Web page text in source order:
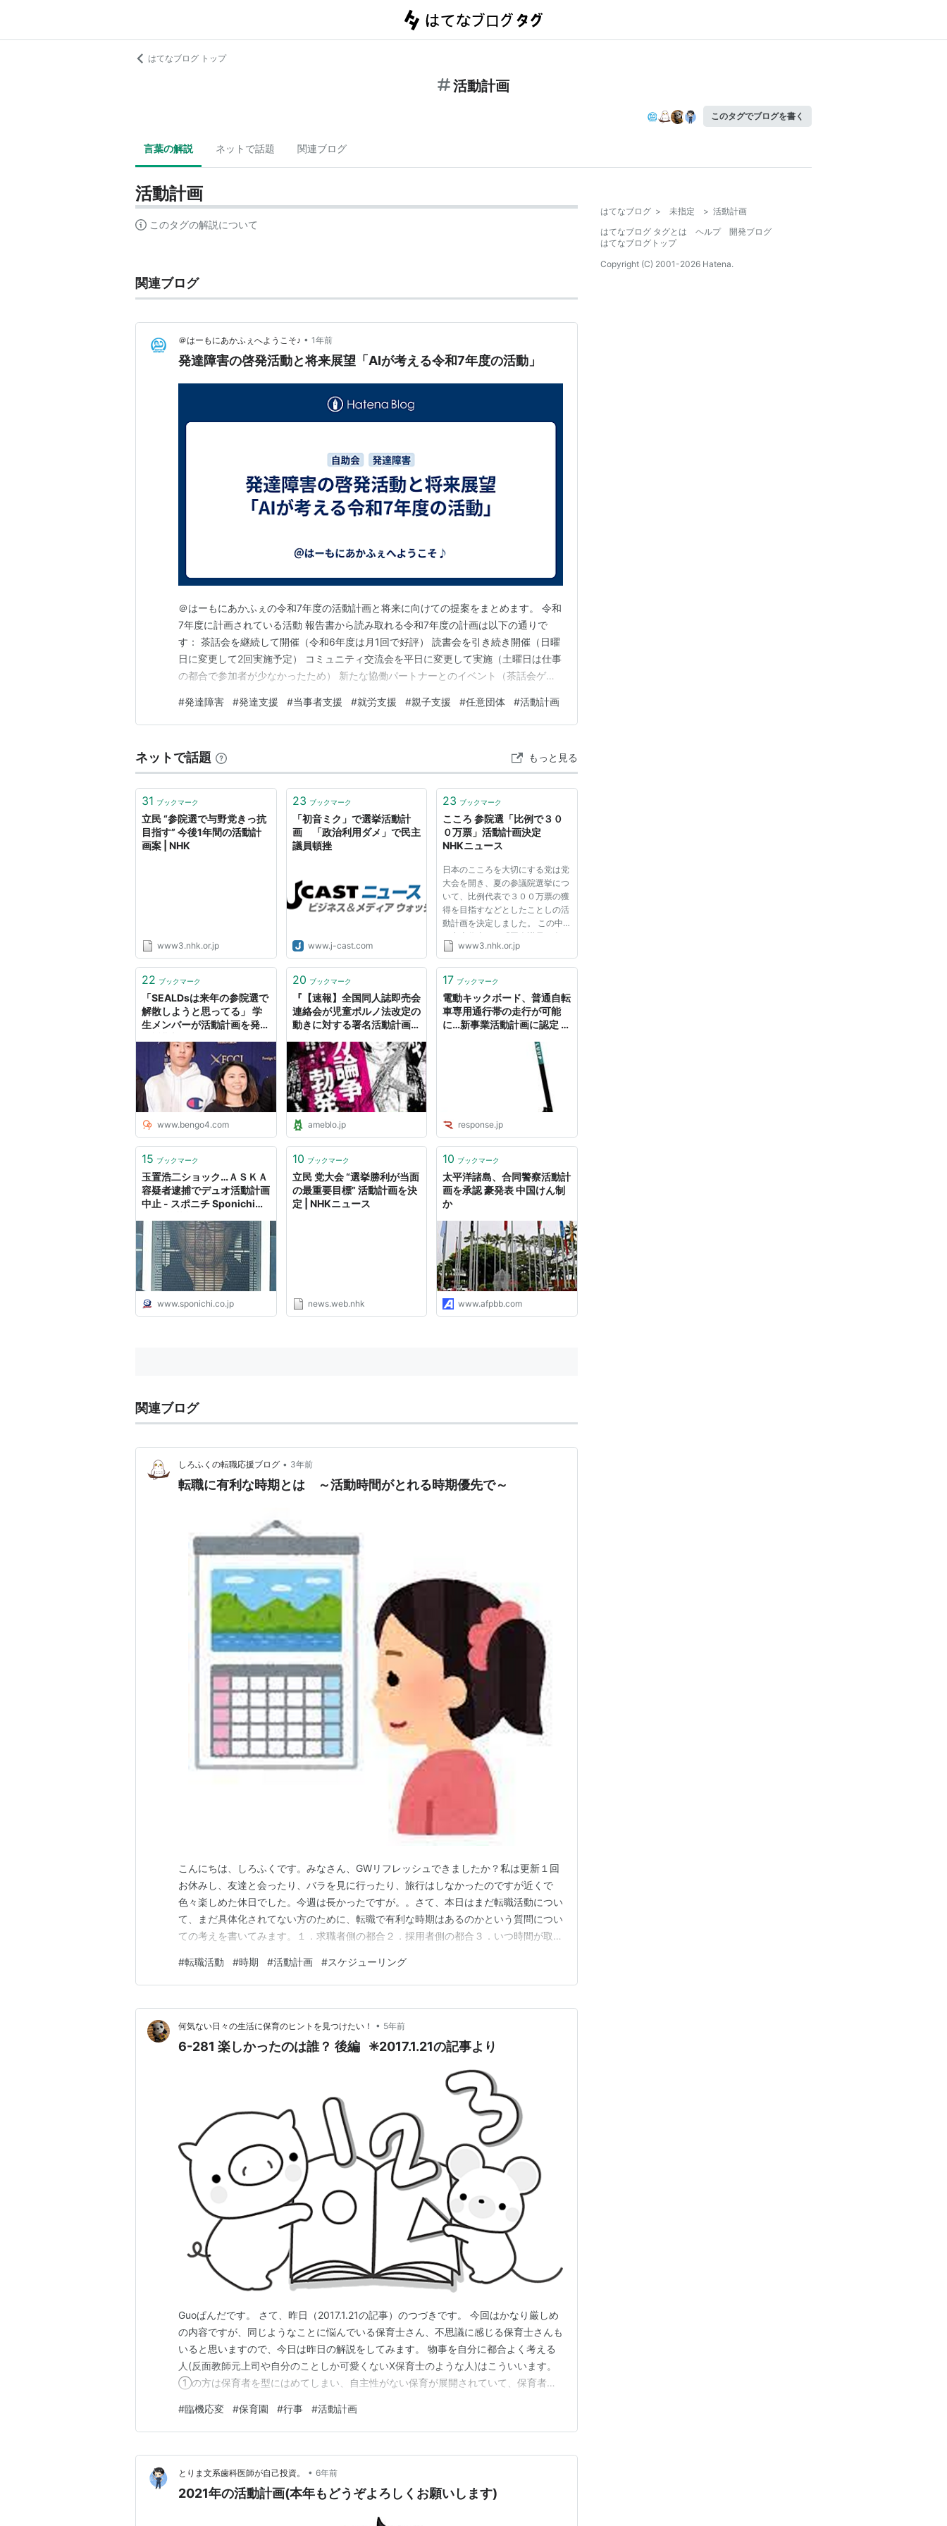
はてなブログ トップ
活動計画
このタグでブログを書く
言葉の解説 ネットで話題 関連ブログ
活動計画
このタグの解説について
関連ブログ
＠はーもにあかふぇへようこそ♪ • 1年前
発達障害の啓発活動と将来展望「AIが考える令和7年度の活動」
＠はーもにあかふぇの令和7年度の活動計画と将来に向けての提案をまとめます。 令和
7年度に計画されている活動 報告書から読み取れる令和7年度の計画は以下の通りで
す： 茶話会を継続して開催（令和6年度は月1回で好評） 読書会を引き続き開催（日曜
日に変更して2回実施予定） コミュニティ交流会を平日に変更して実施（土曜日は仕事
の都合で参加者が少なかったため） 新たな協働パートナーとのイベント（茶話会ゲス
将来に向けての提案とニーズの掘り起こし 報告書の成果と反省点を踏まえ、以下の活
動を検討されてはいかがでしょうか： 1. 当…
#発達障害 #発達支援 #当事者支援 #就労支援 #親子支援 #任意団体 #活動計画
ネットで話題 もっと見る
31 ブックマーク
立民 “参院選で与野党きっ抗
目指す” 今後1年間の活動計
画案 | NHK
www3.nhk.or.jp
23 ブックマーク
「初音ミク」で選挙活動計
画 「政治利用ダメ」で民主
議員頓挫
www.j-cast.com
23 ブックマーク
こころ 参院選「比例で３０
０万票」活動計画決定
NHKニュース
日本のこころを大切にする党は党
大会を開き、夏の参議院選挙につ
いて、比例代表で３００万票の獲
得を目指すなどとしたことしの活
動計画を決定しました。 この中
で中山代表は、「国会議員４人の
小さな政党になったが、日本にと
の人に知ってもらい、参議院選挙
www3.nhk.or.jp
22 ブックマーク
「SEALDsは来年の参院選で
解散しようと思ってる」 学
生メンバーが活動計画を発表
www.bengo4.com
20 ブックマーク
『【速報】全国同人誌即売会
連絡会が児童ポルノ法改定の
動きに対する署名活動計画を
ameblo.jp
17 ブックマーク
電動キックボード、普通自転
車専用通行帯の走行が可能
に…新事業活動計画に認定 |
response.jp
15 ブックマーク
玉置浩二ショック…ＡＳＫＡ
容疑者逮捕でデュオ活動計画
中止 - スポニチ Sponichi
www.sponichi.co.jp
10 ブックマーク
立民 党大会 “選挙勝利が当面
の最重要目標” 活動計画を決
定 | NHKニュース
news.web.nhk
10 ブックマーク
太平洋諸島、合同警察活動計
画を承認 豪発表 中国けん制
か
www.afpbb.com
関連ブログ
しろふくの転職応援ブログ • 3年前
転職に有利な時期とは ～活動時間がとれる時期優先で～
こんにちは、しろふくです。みなさん、GWリフレッシュできましたか？私は更新１回
お休みし、友達と会ったり、バラを見に行ったり、旅行はしなかったのですが近くで
色々楽しめた休日でした。今週は長かったですが。。さて、本日はまだ転職活動につい
て、まだ具体化されてない方のために、転職で有利な時期はあるのかという質問につい
ての考えを書いてみます。１．求職者側の都合２．採用者側の都合３．いつ時間が取れ
多いので、みなさん気にされているのかと思います。10年以上前は、中途採用では4月
入社や10月入社、1月入社を目標に活動をされていた方も…
#転職活動 #時期 #活動計画 #スケジューリング
何気ない日々の生活に保育のヒントを見つけたい！ • 5年前
6-281 楽しかったのは誰？ 後編 ✳︎2017.1.21の記事より
Guoぱんだです。 さて、昨日（2017.1.21の記事）のつづきです。 今回はかなり厳しめ
の内容ですが、同じようなことに悩んでいる保育士さん、不思議に感じる保育士さんも
いると思いますので、今日は昨日の解説をしてみます。 物事を自分に都合よく考える
人(反面教師元上司や自分のことしか可愛くないX保育士のような人)はこういいます。
①の方は保育者を型にはめてしまい、自主性がない保育が展開されていて、保育者そ
「みんながやる気を持って自分で考えて動いている」「自然に自主的な保育ができてい
る」「一人が責任を持ってやるのではなく、…
#臨機応変 #保育園 #行事 #活動計画
とりま文系歯科医師が自己投資。 • 6年前
2021年の活動計画(本年もどうぞよろしくお願いします)
はてなブログ > 未指定 > 活動計画
はてなブログ タグとは
ヘルプ
開発ブログ
はてなブログトップ
Copyright (C) 2001-2026 Hatena.